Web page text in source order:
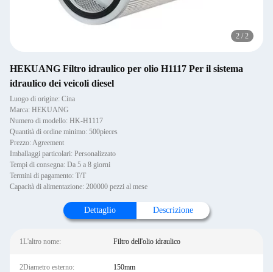
2 / 2
HEKUANG Filtro idraulico per olio H1117 Per il sistema
idraulico dei veicoli diesel
Luogo di origine: Cina
Marca: HEKUANG
Numero di modello: HK-H1117
Quantità di ordine minimo: 500pieces
Prezzo: Agreement
Imballaggi particolari: Personalizzato
Tempi di consegna: Da 5 a 8 giorni
Termini di pagamento: T/T
Capacità di alimentazione: 200000 pezzi al mese
Dettaglio Descrizione
1L'altro nome: Filtro dell'olio idraulico
2Diametro esterno: 150mm